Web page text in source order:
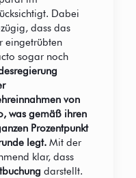
Dabei
dass das
eingetrübten
sogar noch
von
was gemäß ihren
Prozentpunkt
legt.Mit der
klar, dass
darstellt.